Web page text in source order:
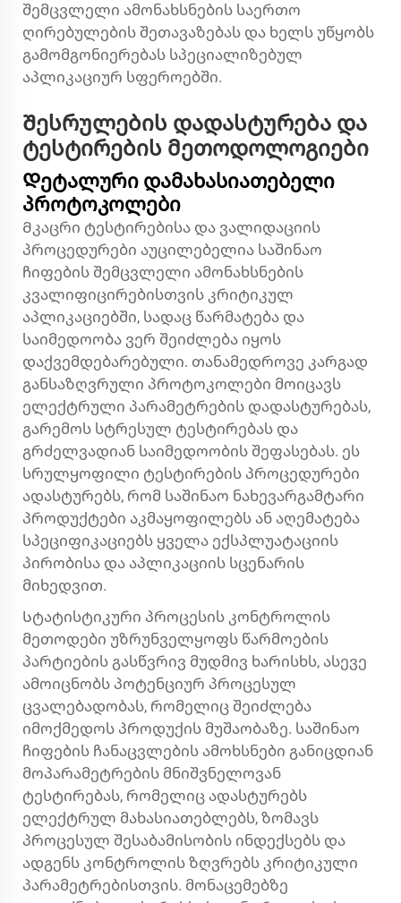
შემცვლელი ამონახსნების საერთო
ღირებულების შეთავაზებას და ხელს უწყობს
გამომგონიერებას სპეციალიზებულ
აპლიკაციურ სფეროებში.
Შესრულების დადასტურება და
ტესტირების მეთოდოლოგიები
Დეტალური დამახასიათებელი
პროტოკოლები
Მკაცრი ტესტირებისა და ვალიდაციის
პროცედურები აუცილებელია საშინაო
ჩიფების შემცვლელი ამონახსნების
კვალიფიცირებისთვის კრიტიკულ
აპლიკაციებში, სადაც წარმატება და
საიმედოობა ვერ შეიძლება იყოს
დაქვემდებარებული. თანამედროვე კარგად
განსაზღვრული პროტოკოლები მოიცავს
ელექტრული პარამეტრების დადასტურებას,
გარემოს სტრესულ ტესტირებას და
გრძელვადიან საიმედოობის შეფასებას. ეს
სრულყოფილი ტესტირების პროცედურები
ადასტურებს, რომ საშინაო ნახევარგამტარი
პროდუქტები აკმაყოფილებს ან აღემატება
სპეციფიკაციებს ყველა ექსპლუატაციის
პირობისა და აპლიკაციის სცენარის
მიხედვით.
Სტატისტიკური პროცესის კონტროლის
მეთოდები უზრუნველყოფს წარმოების
პარტიების გასწვრივ მუდმივ ხარისხს, ასევე
ამოიცნობს პოტენციურ პროცესულ
ცვალებადობას, რომელიც შეიძლება
იმოქმედოს პროდუქის მუშაობაზე. საშინაო
ჩიფების ჩანაცვლების ამოხსნები განიცდიან
მოპარამეტრების მნიშვნელოვან
ტესტირებას, რომელიც ადასტურებს
ელექტრულ მახასიათებლებს, ზომავს
პროცესულ შესაბამისობის ინდექსებს და
ადგენს კონტროლის ზღვრებს კრიტიკული
პარამეტრებისთვის. მონაცემებზე